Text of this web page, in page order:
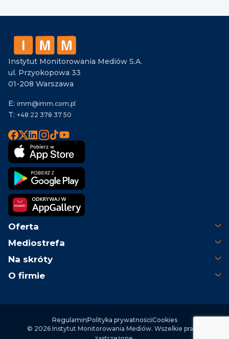
Instytut Monitorowania Mediów S.A.
ul. Przyokopowa 33
01-208 Warszawa
E: imm@imm.com.pl
T: +48 22 378 37 50
Oferta
Mediostrefa
Na skróty
O firmie
RegulaminPolityka prywatnościCookies
© 2026 Instytut Monitorowania Mediów. Wszelkie prawa